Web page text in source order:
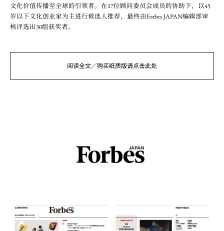
文化价值传播至全球的引领者。在17位顾问委员会成员的协助下，以45
岁以下文化创业家为主进行候选人推荐，最终由Forbes JAPAN编辑部审
核评选出30组获奖者。
阅读全文／购买纸质版请点击此处